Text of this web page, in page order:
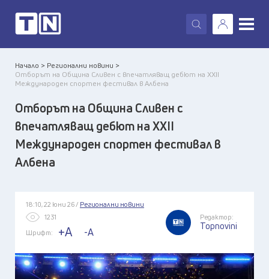
X
Начало > Регионални новини >
Отборът на Община Сливен с впечатляващ дебют на XXII
Международен спортен фестивал в Албена
Отборът на Община Сливен с
впечатляващ дебют на XXII
Международен спортен фестивал в
Албена
18:10, 22 юни 26 / Регионални новини
1231
Шрифт:
+A -A
Редактор:
Topnovini